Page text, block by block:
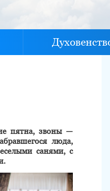
пятна, звоны —
люда,
санями, с